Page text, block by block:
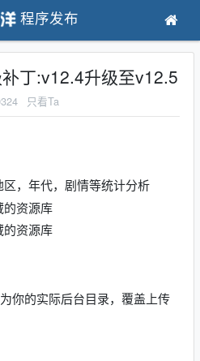
程序发布
丁:v12.4升级至v12.5
只看Ta
，年代，剧情等统计分析
资源库
资源库
你的实际后台目录，覆盖上传